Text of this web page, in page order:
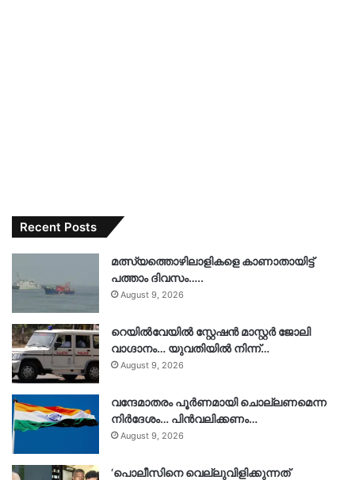
Recent Posts
മത്സ്യത്തൊഴിലാളികളെ കാണാതായിട്ട്
പത്താം ദിവസം…..
August 9, 2026
റെയിൽവേയിൽ സ്റ്റേഷൻ മാസ്റ്റർ ജോലി
വാഗ്ദാനം… യുവതിയിൽ നിന്ന്…
August 9, 2026
വന്ദേമാതരം പൂർണമായി ചൊല്ലണമെന്ന
നിർദേശം… പിൻവലിക്കണം…
August 9, 2026
‘പൊലീസിനെ വെല്ലുവിളിക്കുന്നത്